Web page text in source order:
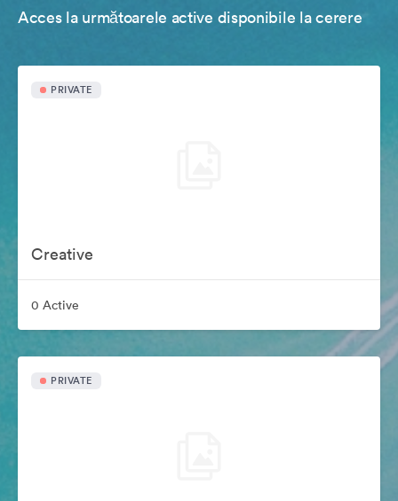
Acces la următoarele active disponibile la cerere
PRIVATE
Creative
0 Active
PRIVATE